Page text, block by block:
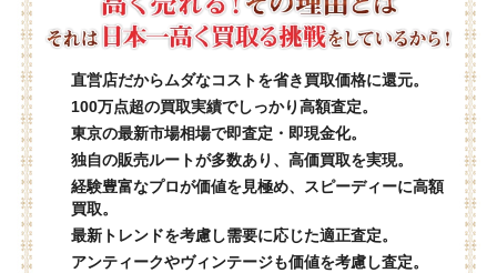
直営店だからムダなコストを省き買取価格に還元。
100万点超の買取実績でしっかり高額査定。
東京の最新市場相場で即査定・即現金化。
独自の販売ルートが多数あり、高価買取を実現。
経験豊富なプロが価値を見極め、スピーディーに高額
買取。
最新トレンドを考慮し需要に応じた適正査定。
アンティークやヴィンテージも価値を考慮し査定。